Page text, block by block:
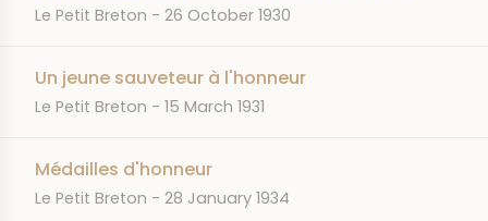
JOURNAL
Le Petit Breton DATE
26 October 1930
Un jeune sauveteur à l'honneur
JOURNAL
Le Petit Breton DATE
15 March 1931
Médailles d'honneur
JOURNAL
Le Petit Breton DATE
28 January 1934